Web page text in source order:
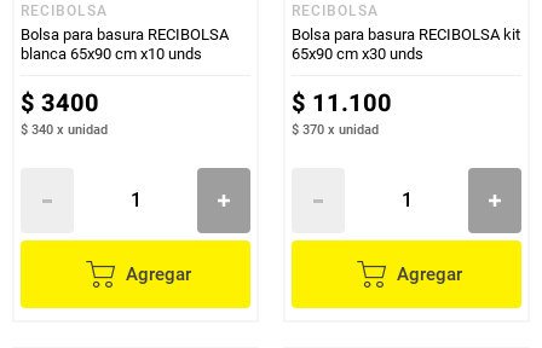
RECIBOLSA
Bolsa para basura RECIBOLSA
blanca 65x90 cm x10 unds
$ 3400
$ 340 x unidad
Agregar
RECIBOLSA
Bolsa para basura RECIBOLSA kit
65x90 cm x30 unds
$ 11.100
$ 370 x unidad
Agregar